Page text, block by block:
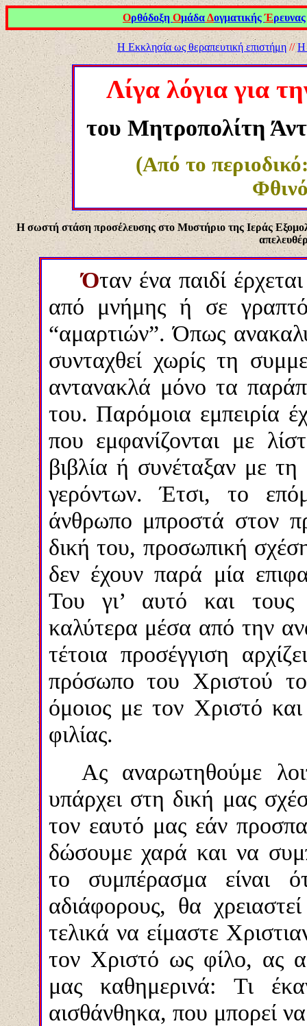
Ορθόδοξη ΟμάδαΔογματικήςΈρευνας
Η Εκκλησία ως θεραπευτική επιστήμη // Η
Λίγα λόγια για
του Μητροπολίτη
(Από το περιοδικό
Φ
Η σωστή στάση προσέλευσης στο Μυστήριο της Ιεράς
Όταν ένα παιδί
από μνήμης ή σε
“αμαρτιών”. Όπως
συνταχθεί χωρίς τη
αντανακλά μόνο τα
του. Παρόμοια εμπειρία
που εμφανίζονται με
βιβλία ή συνέταξαν με
γερόντων. Έτσι, το
άνθρωπο μπροστά στον
δική του, προσωπική
δεν έχουν παρά μία
Του γι’ αυτό και
καλύτερα μέσα από την
τέτοια προσέγγιση
πρόσωπο του Χριστού
όμοιος με τον Χριστό
φιλίας.
Ας αναρωτηθούμε
υπάρχει στη δική μας
τον εαυτό μας εάν
δώσουμε χαρά και να
το συμπέρασμα είναι
αδιάφορους, θα
τελικά να είμαστε
τον Χριστό ως φίλο, ας
μας καθημερινά:
Τι
αισθάνθηκα, που μπορεί